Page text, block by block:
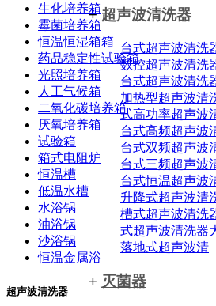
+超声波清洗器
台式超声波清洗
数控超声波清洗
台式超声波清洗
加热型超声波清
式高功率超声波
台式高频超声波
台式双频超声波
台式三频超声波
台式恒温超声波
升降式超声波清
槽式超声波清洗
式超声波清洗器
落地式超声波清
+ 灭菌器
生化培养箱
霉菌培养箱
恒温恒湿箱箱
药品稳定性试验箱
光照培养箱
人工气候箱
二氧化碳培养箱
厌氧培养箱
试验箱
箱式电阻炉
恒温槽
低温水槽
水浴锅
油浴锅
沙浴锅
恒温金属浴
超声波清洗器